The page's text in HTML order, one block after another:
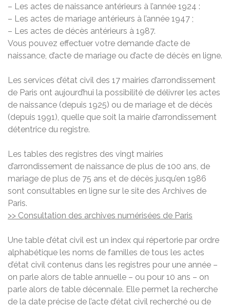
– Les actes de naissance antérieurs à l’année 1924 :
– Les actes de mariage antérieurs à l’année 1947 ;
– Les actes de décès antérieurs à 1987.
Vous pouvez effectuer votre demande d’acte de
naissance, d’acte de mariage ou d’acte de décès en ligne.
Les services d’état civil des 17 mairies d’arrondissement
de Paris ont aujourd’hui la possibilité de délivrer les actes
de naissance (depuis 1925) ou de mariage et de décès
(depuis 1991), quelle que soit la mairie d’arrondissement
détentrice du registre.
Les tables des registres des vingt mairies
d’arrondissement de naissance de plus de 100 ans, de
mariage de plus de 75 ans et de décès jusqu’en 1986
sont consultables en ligne sur le site des Archives de
Paris.
>> Consultation des archives numérisées de Paris
Une table d’état civil est un index qui répertorie par ordre
alphabétique les noms de familles de tous les actes
d’état civil contenus dans les registres pour une année –
on parle alors de table annuelle – ou pour 10 ans – on
parle alors de table décennale. Elle permet la recherche
de la date précise de l’acte d’état civil recherché ou de